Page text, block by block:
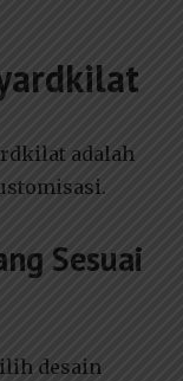
adalah
Sesuai
desain